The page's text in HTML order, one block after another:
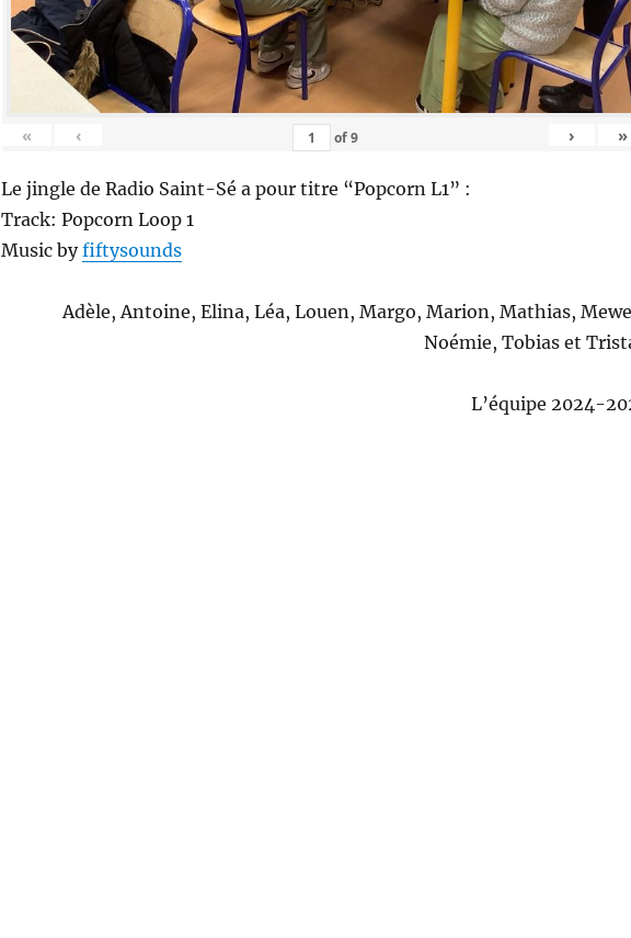
« ‹ of9 › »
Le jingle de Radio Saint-Sé a pour titre “Popcorn L1” :
Track: Popcorn Loop 1
Music byfiftysounds
Adèle, Antoine, Elina, Léa, Louen, Margo, Marion, Mathias,
Noémie, Tobias et
L’équipe 2024-